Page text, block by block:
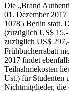
Die „Brand
01. Dezember
10785 Berlin statt.
(zuzüglich US$
zuzüglich US$
Frühbucherrabatt
2017 findet
Teilnahmekosten
Ust.) für Studenten
Nichtmitglieder, die